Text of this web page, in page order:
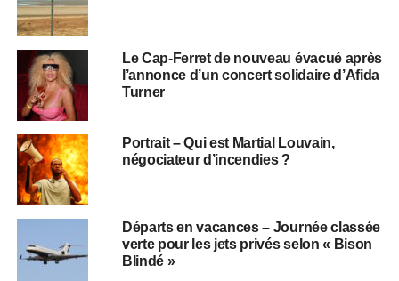
Le Cap-Ferret de nouveau évacué après
l’annonce d’un concert solidaire d’Afida
Turner
Portrait – Qui est Martial Louvain,
négociateur d’incendies ?
Départs en vacances – Journée classée
verte pour les jets privés selon « Bison
Blindé »